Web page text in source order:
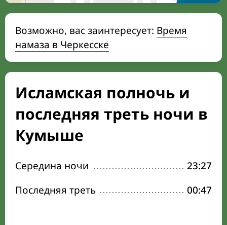
Возможно, вас заинтересует: Время
намаза в Черкесске
Исламская полночь и
последняя треть ночи в
Кумыше
Середина ночи
23:27
Последняя треть
00:47